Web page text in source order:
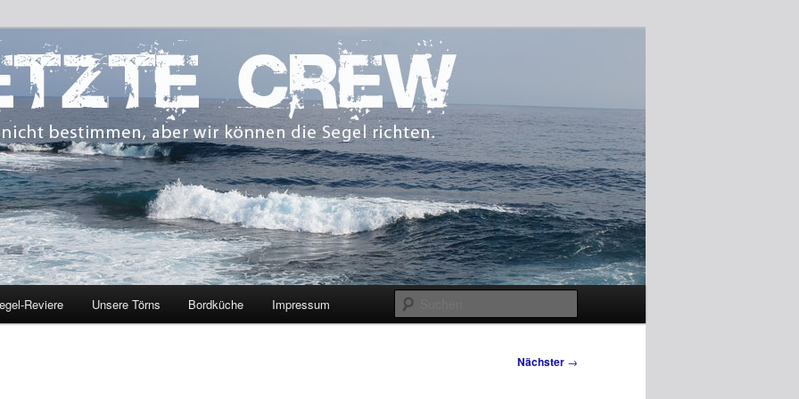
bestimmen, aber wir können die Segel richten.
Reviere Unsere Törns Bordküche Impressum
Nächster →